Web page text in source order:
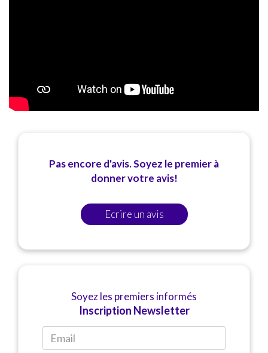
Pas encore d'avis. Soyez le premier à
donner votre avis!
Ecrire un avis
Soyez les premiers informés
Inscription Newsletter